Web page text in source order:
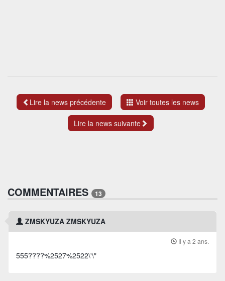
Lire la news précédente Voir toutes les news
Lire la news suivante
COMMENTAIRES 13
ZMSKYUZA ZMSKYUZA
Il y a 2 ans.
555????%2527%2522\'\"